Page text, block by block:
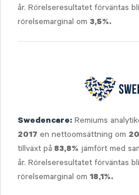
år. Rörelseresultatet förväntas bli
rörelsemarginal om 3,5%.
Swedencare: Remiums
2017 en nettoomsättning om
tillväxt på 83,8% jämfört med
år. Rörelseresultatet förväntas bli
rörelsemarginal om 18,1%.